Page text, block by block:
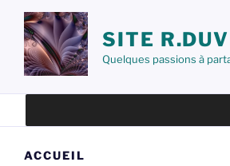
Aller
contenu
principal
SITE
Quelques passions à
ACCUEIL